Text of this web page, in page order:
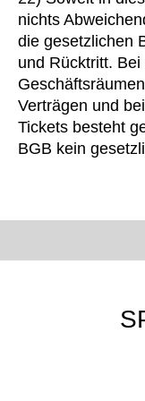
nichts
die gesetzlichen
und Rücktritt.
Verträgen und
Tickets besteht
BGB kein